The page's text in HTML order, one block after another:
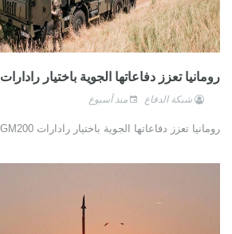
رومانيا تعزز دفاعاتها الجوية باختيار رادارات GM200 من Thales
شبكة الدفاع منذ أسبوع
رومانيا تعزز دفاعاتها الجوية باختيار رادارات GM200 من Thales